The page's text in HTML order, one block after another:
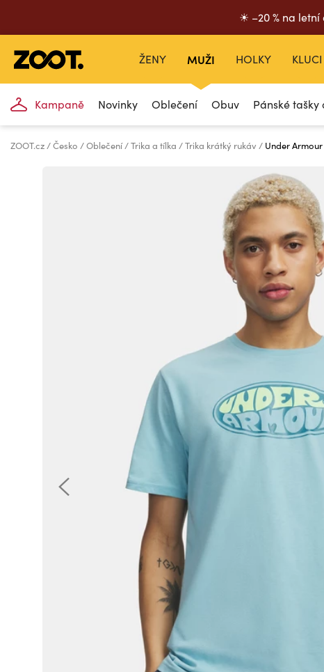
☀ –20 % na
ŽENY MUŽI
Kampaně Novinky Oblečení Obuv Pánské
HOLKY KLUCI
ZOOT.cz Česko Oblečení Trika a tílka Trika krátký rukáv Under